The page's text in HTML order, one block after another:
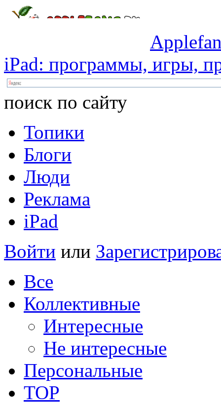
iPad: программы, игры,
поиск по сайту
Топики
Блоги
Люди
Реклама
iPad
Войти или
Все
Коллективные
Интересные
Не интересные
Персональные
TOP